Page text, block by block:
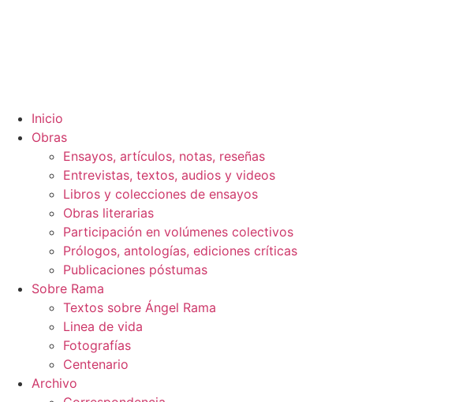
Inicio
Obras
Ensayos, artículos, notas, reseñas
Entrevistas, textos, audios y videos
Libros y colecciones de ensayos
Obras literarias
Participación en volúmenes colectivos
Prólogos, antologías, ediciones críticas
Publicaciones póstumas
Sobre Rama
Textos sobre Ángel Rama
Linea de vida
Fotografías
Centenario
Archivo